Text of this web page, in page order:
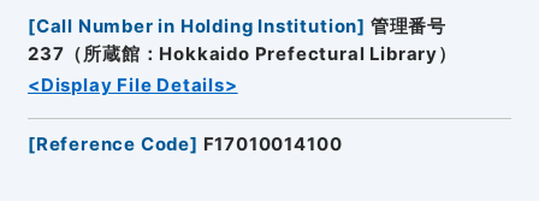
[Call Number in Holding Institution] 管理番号
237（所蔵館：Hokkaido Prefectural Library）
<Display File Details>
[Reference Code] F17010014100